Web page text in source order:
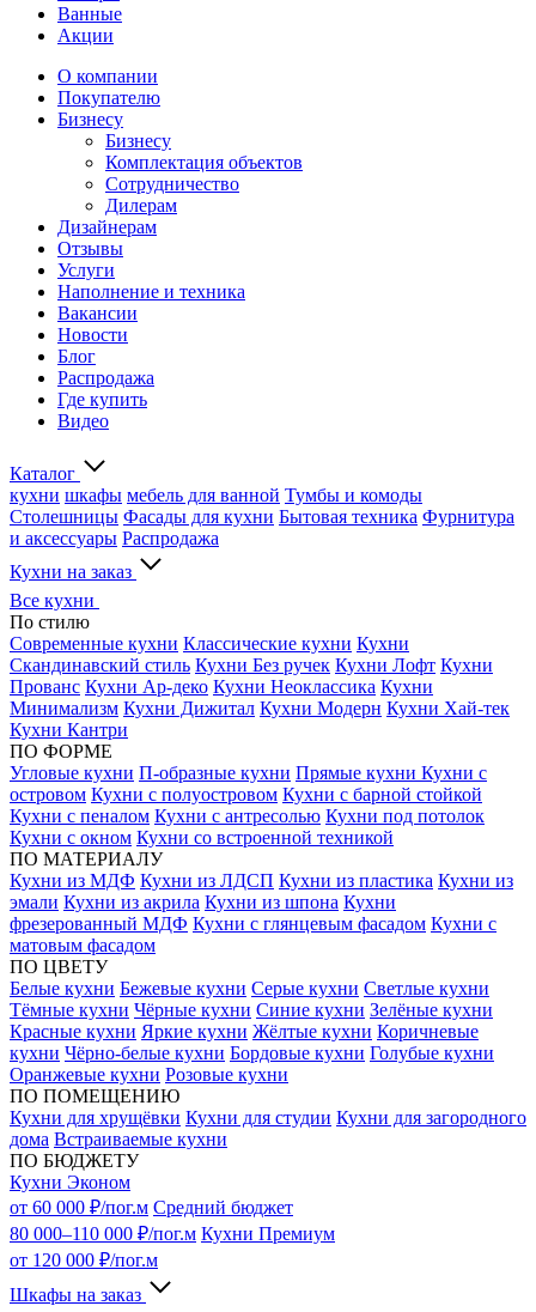
Ванные
Акции
О компании
Покупателю
Бизнесу
Бизнесу
Комплектация объектов
Сотрудничество
Дилерам
Дизайнерам
Отзывы
Услуги
Наполнение и техника
Вакансии
Новости
Блог
Распродажа
Где купить
Видео
Каталог
кухни шкафы мебель для ванной Тумбы и комоды
Столешницы Фасады для кухни Бытовая техника Фурнитура
и аксессуары Распродажа
Кухни на заказ
Все кухни
По стилю
Современные кухни Классические кухни Кухни
Скандинавский стиль Кухни Без ручек Кухни Лофт Кухни
Прованс Кухни Ар-деко Кухни Неоклассика Кухни
Минимализм Кухни Дижитал Кухни Модерн Кухни Хай-тек
Кухни Кантри
ПО ФОРМЕ
Угловые кухни П-образные кухни Прямые кухни Кухни с
островом Кухни с полуостровом Кухни с барной стойкой
Кухни с пеналом Кухни с антресолью Кухни под потолок
Кухни с окном Кухни со встроенной техникой
ПО МАТЕРИАЛУ
Кухни из МДФ Кухни из ЛДСП Кухни из пластика Кухни из
эмали Кухни из акрила Кухни из шпона Кухни
фрезерованный МДФ Кухни с глянцевым фасадом Кухни с
матовым фасадом
ПО ЦВЕТУ
Белые кухни Бежевые кухни Серые кухни Светлые кухни
Тёмные кухни Чёрные кухни Синие кухни Зелёные кухни
Красные кухни Яркие кухни Жёлтые кухни Коричневые
кухни Чёрно-белые кухни Бордовые кухни Голубые кухни
Оранжевые кухни Розовые кухни
ПО ПОМЕЩЕНИЮ
Кухни для хрущёвки Кухни для студии Кухни для загородного
дома Встраиваемые кухни
ПО БЮДЖЕТУ
Кухни Эконом
от 60 000 ₽/пог.м Средний бюджет
80 000–110 000 ₽/пог.м Кухни Премиум
от 120 000 ₽/пог.м
Шкафы на заказ